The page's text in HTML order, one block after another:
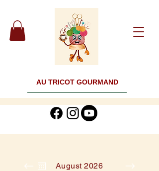
AU TRICOT GOURMAND
August 2026